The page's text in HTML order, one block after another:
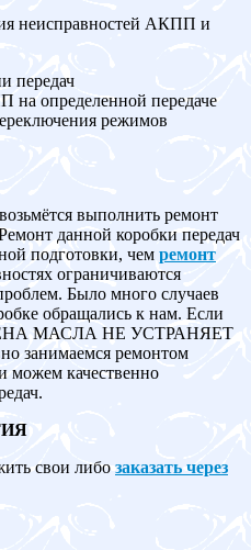
неисправностей АКПП и
передач
на определенной передаче
режимов
выполнить ремонт
данной коробки передач
подготовки, чем ремонт
ограничиваются
Было много случаев
обращались к нам. Если
МАСЛА НЕ УСТРАНЯЕТ
ремонтом
можем качественно
свои либо заказать через